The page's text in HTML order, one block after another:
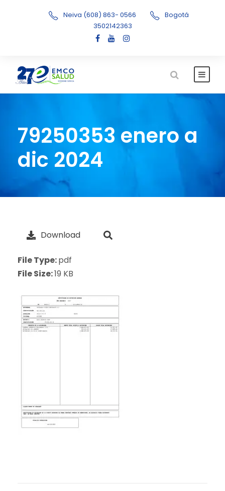
Neiva (608) 863- 0566
Bogotá
3502142363
79250353 enero a
dic 2024
Download
File Type:pdf
File Size:19 KB